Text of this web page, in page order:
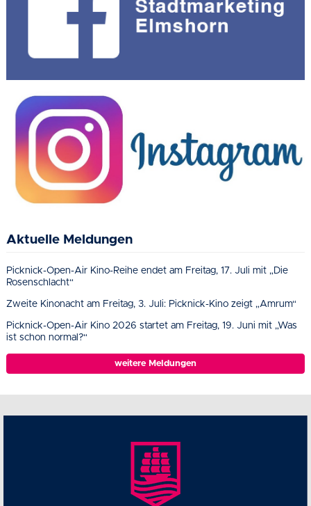
Aktuelle Meldungen
Picknick-Open-Air Kino-Reihe endet am Freitag, 17. Juli mit „Die
Rosenschlacht“
Zweite Kinonacht am Freitag, 3. Juli: Picknick-Kino zeigt „Amrum“
Picknick-Open-Air Kino 2026 startet am Freitag, 19. Juni mit „Was
ist schon normal?“
weitere Meldungen